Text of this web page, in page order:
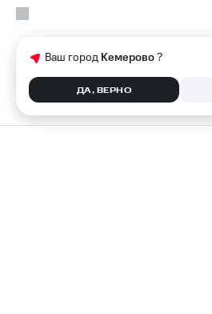
Ваш город Кемерово?
ДА, ВЕРНО